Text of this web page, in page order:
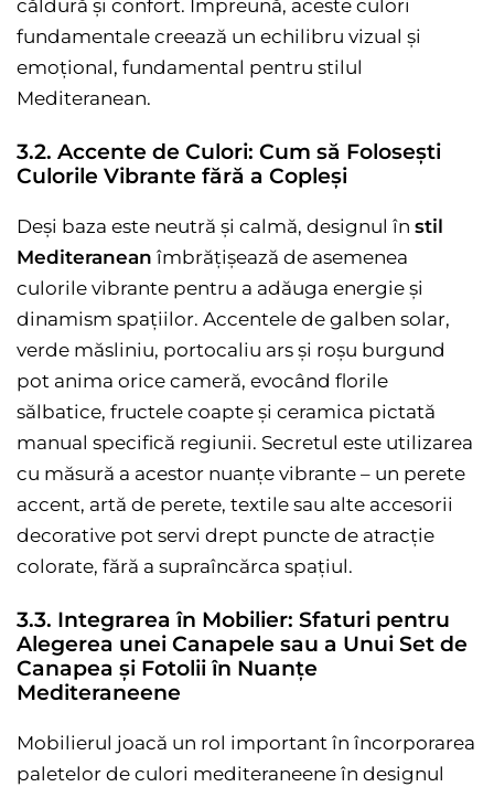
căldură și confort. Împreună, aceste culori
fundamentale creează un echilibru vizual și
emoțional, fundamental pentru stilul
Mediteranean.
3.2. Accente de Culori: Cum să Folosești
Culorile Vibrante fără a Copleși
Deși baza este neutră și calmă, designul în stil
Mediteranean îmbrățișează de asemenea
culorile vibrante pentru a adăuga energie și
dinamism spațiilor. Accentele de galben solar,
verde măsliniu, portocaliu ars și roșu burgund
pot anima orice cameră, evocând florile
sălbatice, fructele coapte și ceramica pictată
manual specifică regiunii. Secretul este utilizarea
cu măsură a acestor nuanțe vibrante – un perete
accent, artă de perete, textile sau alte accesorii
decorative pot servi drept puncte de atracție
colorate, fără a supraîncărca spațiul.
3.3. Integrarea în Mobilier: Sfaturi pentru
Alegerea unei Canapele sau a Unui Set de
Canapea și Fotolii în Nuanțe
Mediteraneene
Mobilierul joacă un rol important în încorporarea
paletelor de culori mediteraneene în designul